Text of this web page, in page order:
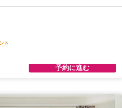
ト
予約に進む